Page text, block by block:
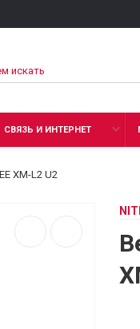
СВЯЗЬ И ИНТЕРНЕТ
XM-L2 U2